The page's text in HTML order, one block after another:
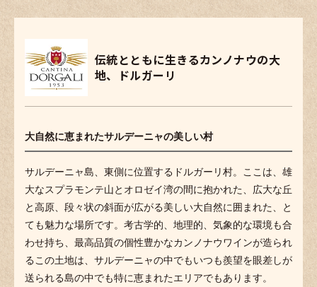
伝統とともに生きるカンノナウの大
地、ドルガーリ
大自然に恵まれたサルデーニャの美しい村
サルデーニャ島、東側に位置するドルガーリ村。ここは、雄
大なスプラモンテ山とオロゼイ湾の間に抱かれた、広大な丘
と高原、段々状の斜面が広がる美しい大自然に囲まれた、と
ても魅力な場所です。考古学的、地理的、気象的な環境も合
わせ持ち、最高品質の個性豊かなカンノナウワインが造られ
るこの土地は、サルデーニャの中でもいつも羨望を眼差しが
送られる島の中でも特に恵まれたエリアでもあります。